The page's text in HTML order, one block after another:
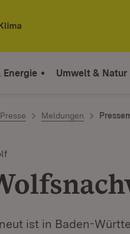
Energie Umwelt & Natur
Presse Meldungen
ist in Baden-